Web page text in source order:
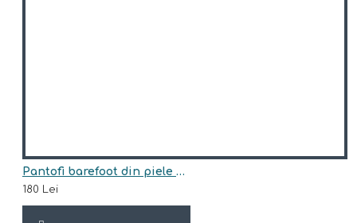
Pantofi barefoot din piele naturala Arisori LELA
180 Lei